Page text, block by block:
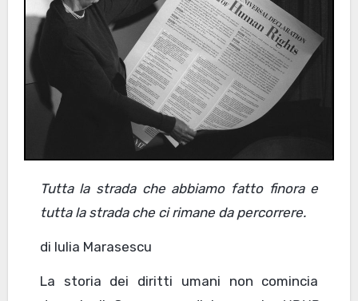
Tutta la strada che abbiamo fatto finora e
tutta la strada che ci rimane da percorrere.
di Iulia Marasescu
La storia dei diritti umani non comincia